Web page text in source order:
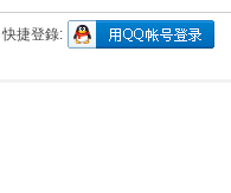
快捷登錄: